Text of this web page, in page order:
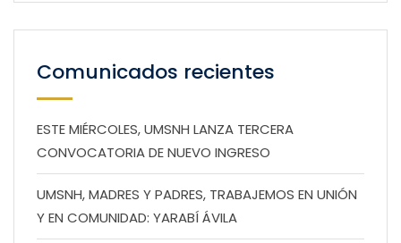
Comunicados recientes
ESTE MIÉRCOLES, UMSNH LANZA TERCERA
CONVOCATORIA DE NUEVO INGRESO
UMSNH, MADRES Y PADRES, TRABAJEMOS EN UNIÓN
Y EN COMUNIDAD: YARABÍ ÁVILA